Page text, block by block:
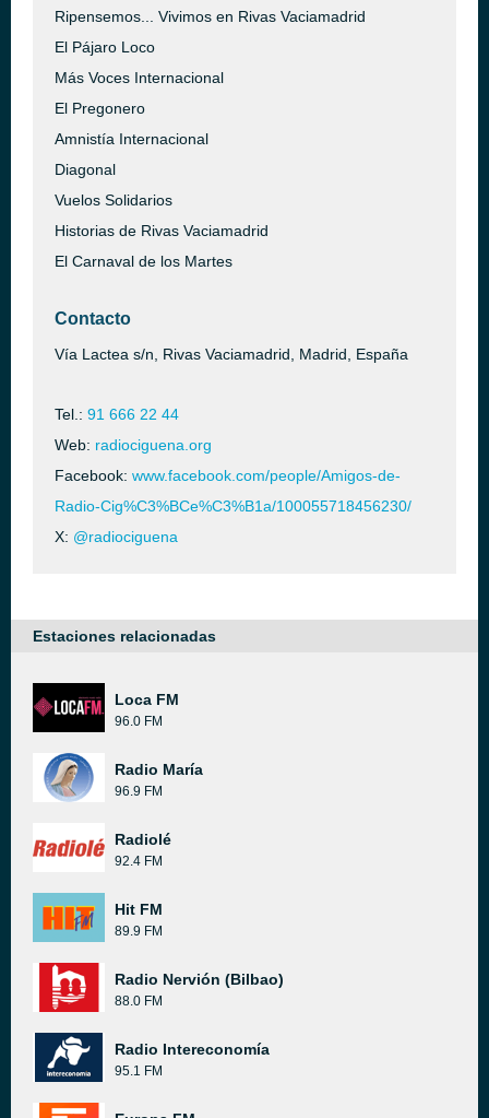
Ripensemos... Vivimos en Rivas Vaciamadrid
El Pájaro Loco
Más Voces Internacional
El Pregonero
Amnistía Internacional
Diagonal
Vuelos Solidarios
Historias de Rivas Vaciamadrid
El Carnaval de los Martes
Contacto
Vía Lactea s/n, Rivas Vaciamadrid, Madrid, España
Tel.: 91 666 22 44
Web: radiociguena.org
Facebook: www.facebook.com/people/Amigos-de-
Radio-Cig%C3%BCe%C3%B1a/100055718456230/
X: @radiociguena
Estaciones relacionadas
Loca FM
96.0 FM
Radio María
96.9 FM
Radiolé
92.4 FM
Hit FM
89.9 FM
Radio Nervión (Bilbao)
88.0 FM
Radio Intereconomía
95.1 FM